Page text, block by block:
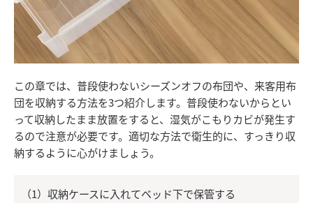
この章では、普段使わないシーズンオフの布団や、来客用布
団を収納する方法を3つ紹介します。普段使わないからとい
って収納したまま放置をすると、湿気がこもりカビが発生す
るので注意が必要です。適切な方法で衛生的に、すっきり収
納するように心がけましょう。
（1）収納ケースに入れてベッド下で保管する